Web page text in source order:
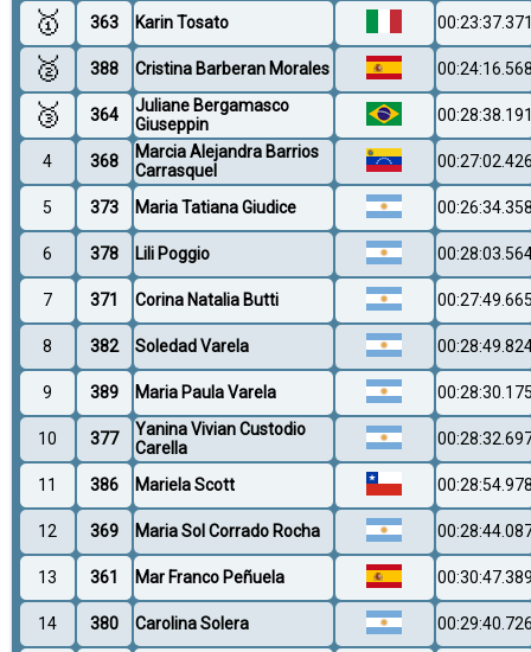
🥇 363 Karin Tosato
🥈 388 Cristina Barberan Morales
🥉 364
Juliane Bergamasco
Giuseppin
4 368
Marcia Alejandra Barrios
Carrasquel
5 373 Maria Tatiana Giudice
6 378 Lili Poggio
7 371 Corina Natalia Butti
8 382 Soledad Varela
9 389 Maria Paula Varela
10 377
Yanina Vivian Custodio
Carella
11 386 Mariela Scott
12 369 Maria Sol Corrado Rocha
13 361 Mar Franco Peñuela
14 380 Carolina Solera